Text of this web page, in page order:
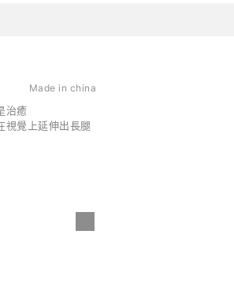
Made in china
治癒
視覺上延伸出長腿